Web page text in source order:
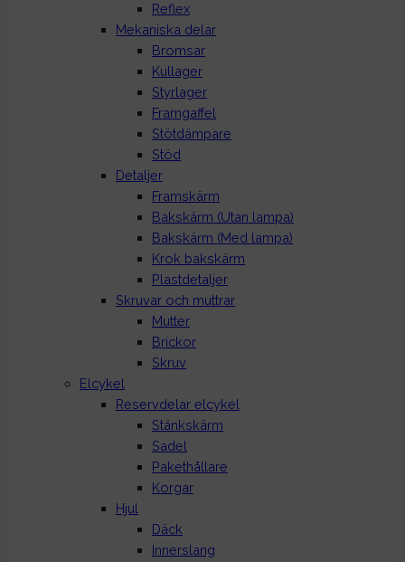
Reflex
Mekaniska delar
Bromsar
Kullager
Styrlager
Framgaffel
Stötdämpare
Stöd
Detaljer
Framskärm
Bakskärm (Utan lampa)
Bakskärm (Med lampa)
Krok bakskärm
Plastdetaljer
Skruvar och muttrar
Mutter
Brickor
Skruv
Elcykel
Reservdelar elcykel
Stänkskärm
Sadel
Pakethållare
Korgar
Hjul
Däck
Innerslang